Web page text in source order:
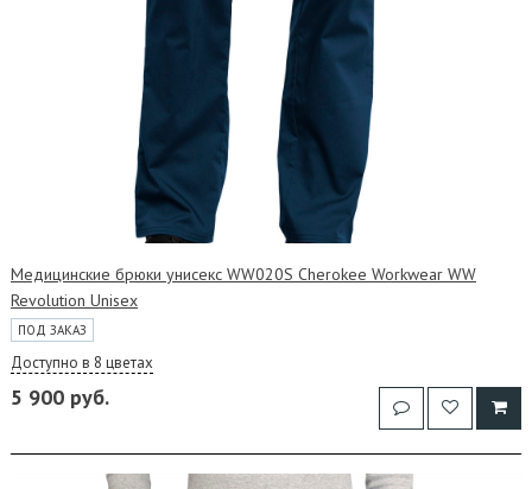
Медицинские брюки унисекс WW020S Cherokee Workwear WW
Revolution Unisex
ПОД ЗАКАЗ
Доступно в 8 цветах
5 900 руб.